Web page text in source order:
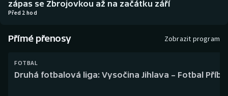
Curling
Dostihy
zápas se Zbrojovkou až na začátku září
Před 2 hod
Přímé přenosy Zobrazit program
FOTBAL
Druhá fotbalová liga: Vysočina Jihlava – Fotbal